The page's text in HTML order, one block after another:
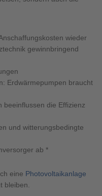
wieder
gewinnbringend
Erdwärmepumpen braucht
beeinflussen die Effizienz
und witterungsbedingte
ab *
eine Photovoltaikanlage
bleiben.